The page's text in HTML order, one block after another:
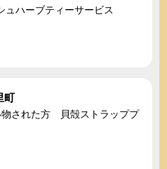
ハーブティーサービス
町
された方 貝殻ストラッププ